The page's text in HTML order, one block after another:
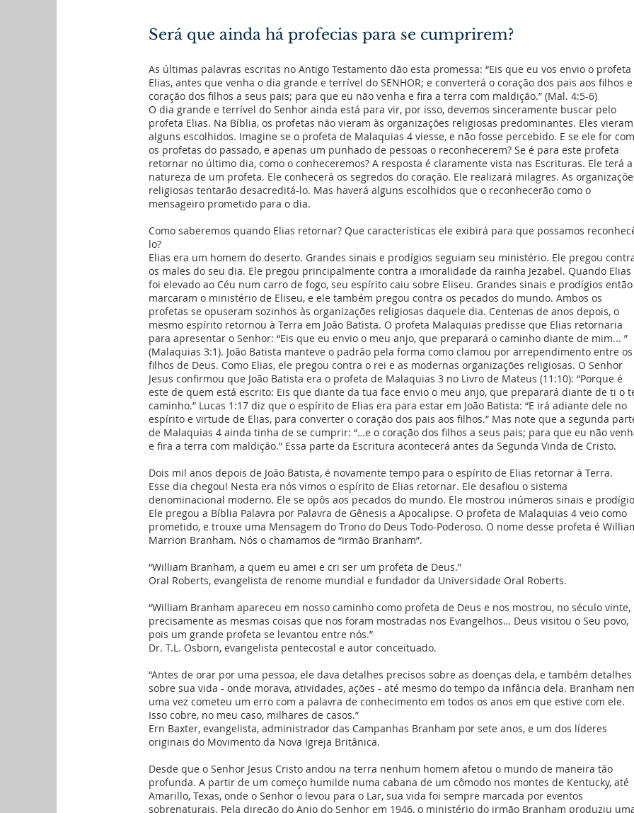
Será que ainda há profecias para se cumprirem?
As últimas palavras escritas no Antigo Testamento dão esta promessa: “Eis que eu vos envio o profeta
Elias, antes que venha o dia grande e terrível do SENHOR; e converterá o coração dos pais aos filhos
coração dos filhos a seus pais; para que eu não venha e fira a terra com maldição.” (Mal. 4:5-6)
O dia grande e terrível do Senhor ainda está para vir, por isso, devemos sinceramente buscar pelo
profeta Elias. Na Bíblia, os profetas não vieram às organizações religiosas predominantes. Eles
alguns escolhidos. Imagine se o profeta de Malaquias 4 viesse, e não fosse percebido. E se ele for
os profetas do passado, e apenas um punhado de pessoas o reconhecerem? Se é para este profeta
retornar no último dia, como o conheceremos? A resposta é claramente vista nas Escrituras. Ele terá a
natureza de um profeta. Ele conhecerá os segredos do coração. Ele realizará milagres. As
religiosas tentarão desacreditá-lo. Mas haverá alguns escolhidos que o reconhecerão como o
mensageiro prometido para o dia.
Como saberemos quando Elias retornar? Que características ele exibirá para que possamos
lo?
Elias era um homem do deserto. Grandes sinais e prodígios seguiam seu ministério. Ele pregou
os males do seu dia. Ele pregou principalmente contra a imoralidade da rainha Jezabel. Quando Elias
foi elevado ao Céu num carro de fogo, seu espírito caiu sobre Eliseu. Grandes sinais e prodígios então
marcaram o ministério de Eliseu, e ele também pregou contra os pecados do mundo. Ambos os
profetas se opuseram sozinhos às organizações religiosas daquele dia. Centenas de anos depois, o
mesmo espírito retornou à Terra em João Batista. O profeta Malaquias predisse que Elias retornaria
para apresentar o Senhor: “Eis que eu envio o meu anjo, que preparará o caminho diante de mim... ”
(Malaquias 3:1). João Batista manteve o padrão pela forma como clamou por arrependimento entre os
filhos de Deus. Como Elias, ele pregou contra o rei e as modernas organizações religiosas. O Senhor
Jesus confirmou que João Batista era o profeta de Malaquias 3 no Livro de Mateus (11:10): “Porque é
este de quem está escrito: Eis que diante da tua face envio o meu anjo, que preparará diante de ti o
caminho.” Lucas 1:17 diz que o espírito de Elias era para estar em João Batista: “E irá adiante dele no
espírito e virtude de Elias, para converter o coração dos pais aos filhos.” Mas note que a segunda
de Malaquias 4 ainda tinha de se cumprir: “…e o coração dos filhos a seus pais; para que eu não
e fira a terra com maldição.” Essa parte da Escritura acontecerá antes da Segunda Vinda de Cristo.
Dois mil anos depois de João Batista, é novamente tempo para o espírito de Elias retornar à Terra.
Esse dia chegou! Nesta era nós vimos o espírito de Elias retornar. Ele desafiou o sistema
denominacional moderno. Ele se opôs aos pecados do mundo. Ele mostrou inúmeros sinais e
Ele pregou a Bíblia Palavra por Palavra de Gênesis a Apocalipse. O profeta de Malaquias 4 veio como
prometido, e trouxe uma Mensagem do Trono do Deus Todo-Poderoso. O nome desse profeta é
Marrion Branham. Nós o chamamos de “irmão Branham”.
“William Branham, a quem eu amei e cri ser um profeta de Deus.”
Oral Roberts, evangelista de renome mundial e fundador da Universidade Oral Roberts.
“William Branham apareceu em nosso caminho como profeta de Deus e nos mostrou, no século vinte,
precisamente as mesmas coisas que nos foram mostradas nos Evangelhos… Deus visitou o Seu povo,
pois um grande profeta se levantou entre nós.”
Dr. T.L. Osborn, evangelista pentecostal e autor conceituado.
“Antes de orar por uma pessoa, ele dava detalhes precisos sobre as doenças dela, e também detalhes
sobre sua vida - onde morava, atividades, ações - até mesmo do tempo da infância dela. Branham
uma vez cometeu um erro com a palavra de conhecimento em todos os anos em que estive com ele.
Isso cobre, no meu caso, milhares de casos.”
Ern Baxter, evangelista, administrador das Campanhas Branham por sete anos, e um dos líderes
originais do Movimento da Nova Igreja Britânica.
Desde que o Senhor Jesus Cristo andou na terra nenhum homem afetou o mundo de maneira tão
profunda. A partir de um começo humilde numa cabana de um cômodo nos montes de Kentucky, até
Amarillo, Texas, onde o Senhor o levou para o Lar, sua vida foi sempre marcada por eventos
sobrenaturais. Pela direção do Anjo do Senhor em 1946, o ministério do irmão Branham produziu